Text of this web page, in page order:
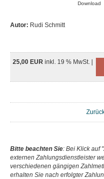
Download
Autor: Rudi Schmitt
25,00 EUR inkl. 19 % MwSt. |
Bitte beachten Sie: Bei Klick auf
externen Zahlungsdienstleister
verschiedenen gängigen
erhalten Sie nach erfolgter